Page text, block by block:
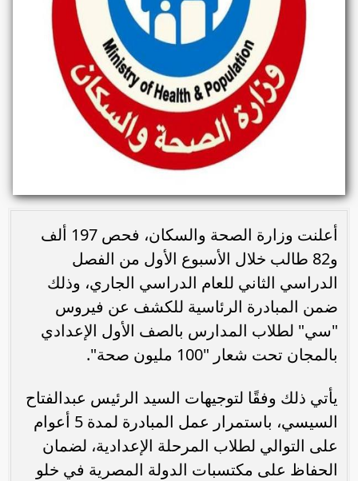
أعلنت وزارة الصحة والسكان، فحص 197 ألف
و82 طالب خلال الأسبوع الأول من الفصل
الدراسي الثاني للعام الدراسي الجاري، وذلك
ضمن المبادرة الرئاسية للكشف عن فيروس
"سي" لطلاب المدارس بالصف الأول الإعدادي
بالمجان تحت شعار "100 مليون صحة".
يأتي ذلك وفقًا لتوجيهات السيد الرئيس عبدالفتاح
السيسي، باستمرار عمل المبادرة لمدة 5 أعوام
على التوالي لطلاب المرحلة الإعدادية، لضمان
الحفاظ على مكتسبات الدولة المصرية في خلو